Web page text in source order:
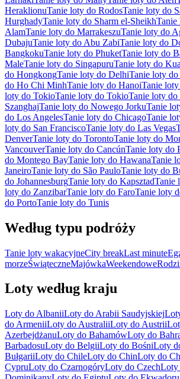
HeraklionuTanie loty do RodosTanie loty do
HurghadyTanie loty do Sharm el-SheikhTanie
AlamTanie loty do MarrakeszuTanie loty do
DubajuTanie loty do Abu ZabiTanie loty do
BangkokuTanie loty do PhuketTanie loty do
MaleTanie loty do SingapuruTanie loty do
do HongkongTanie loty do DelhiTanie loty
do Ho Chi MinhTanie loty do HanoiTanie
loty do TokioTanie loty do TokioTanie loty do
SzanghajTanie loty do Nowego JorkuTanie
do Los AngelesTanie loty do ChicagoTanie
loty do San FranciscoTanie loty do Las Vegas
DenverTanie loty do TorontoTanie loty do
VancouverTanie loty do CancúnTanie loty do
do Montego BayTanie loty do HawanaTanie
JaneiroTanie loty do São PauloTanie loty do
do JohannesburgTanie loty do KapsztadTanie
loty do ZanzibarTanie loty do FaroTanie loty
do PortoTanie loty do Tunis
Według typu podróży
Tanie loty wakacyjneCity breakLast minute
morzeŚwiąteczneMajówkaWeekendowe
Loty według kraju
Loty do AlbaniiLoty do Arabii Saudyjskiej
do ArmeniiLoty do AustraliiLoty do Austrii
AzerbejdżanuLoty do BahamówLoty do
BarbadosuLoty do BelgiiLoty do BośniLoty
BułgariiLoty do ChileLoty do ChinLoty do
CypruLoty do CzarnogóryLoty do CzechLoty